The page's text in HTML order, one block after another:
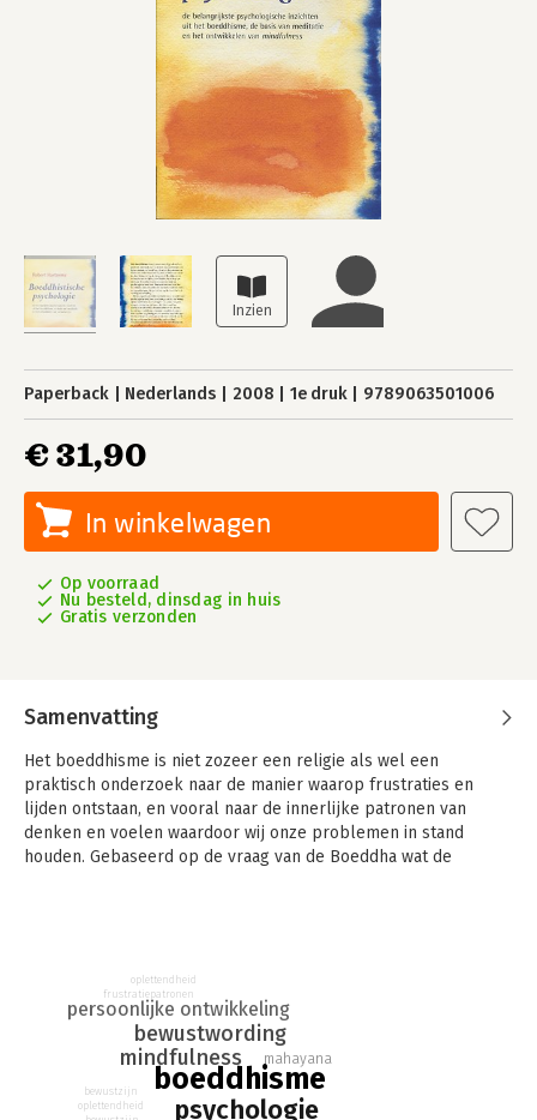
Paperback Nederlands 2008 1e druk 9789063501006
€ 31,90
In winkelwagen
Op voorraad
Nu besteld, dinsdag in huis
Gratis verzonden
Samenvatting
Het boeddhisme is niet zozeer een religie als wel een
praktisch onderzoek naar de manier waarop frustraties en
lijden ontstaan, en vooral naar de innerlijke patronen van
denken en voelen waardoor wij onze problemen in stand
houden. Gebaseerd op de vraag van de Boeddha wat de
gericht zijn op de directe bewustwording en bevrijding.
Dit boek geeft een helder overzicht van de verschillende
psychologische inzichten en oefeningen uit de vier
belangrijkste boeddhistische stromingen – hinayana, mahayana,
vajrayana (tantra) en dzokchen – die elkaar naadloos aanvullen
en uiteindelijk kunnen leiden tot de ultieme bevrijding of
boeddhisme
psychologie
mindfulness
bewustwording
persoonlijke ontwikkeling
mahayana
oplettendheid
frustratiepatronen
bewustzijn
oplettendheid